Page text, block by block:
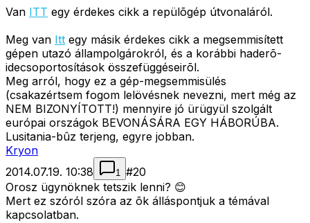
Van ITT egy érdekes cikk a repülõgép útvonaláról.
Meg van Itt egy másik érdekes cikk a megsemmisített
gépen utazó állampolgárokról, és a korábbi haderõ-
idecsoportosítások összefüggéseirõl.
Meg arról, hogy ez a gép-megsemmisülés
(csakazértsem fogom lelövésnek nevezni, mert még az
NEM BIZONYÍTOTT!) mennyire jó ürügyül szolgált
európai országok BEVONÁSÁRA EGY HÁBORÚBA.
Lusitania-bûz terjeng, egyre jobban.
Kryon
2014.07.19. 10:38
1 #20
Orosz ügynöknek tetszik lenni? 😊
Mert ez szóról szóra az õk álláspontjuk a témával
kapcsolatban.